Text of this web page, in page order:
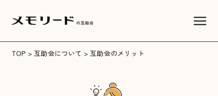
TOP > 互助会について > 互助会のメリット